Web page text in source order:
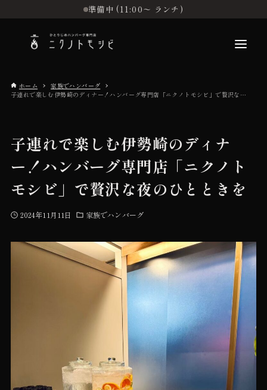
準備中 (11:00〜 ランチ)
お品書き
初めての方へ
ホーム
家族でハンバーグ
子連れで楽しむ伊勢崎のディナー！ハンバーグ専門店「ニクノトモシビ」で贅沢な夜のひとときを
子連れで楽しむ伊勢崎のディナ
ー！ハンバーグ専門店「ニクノト
モシビ」で贅沢な夜のひとときを
2024年11月11日 家族でハンバーグ